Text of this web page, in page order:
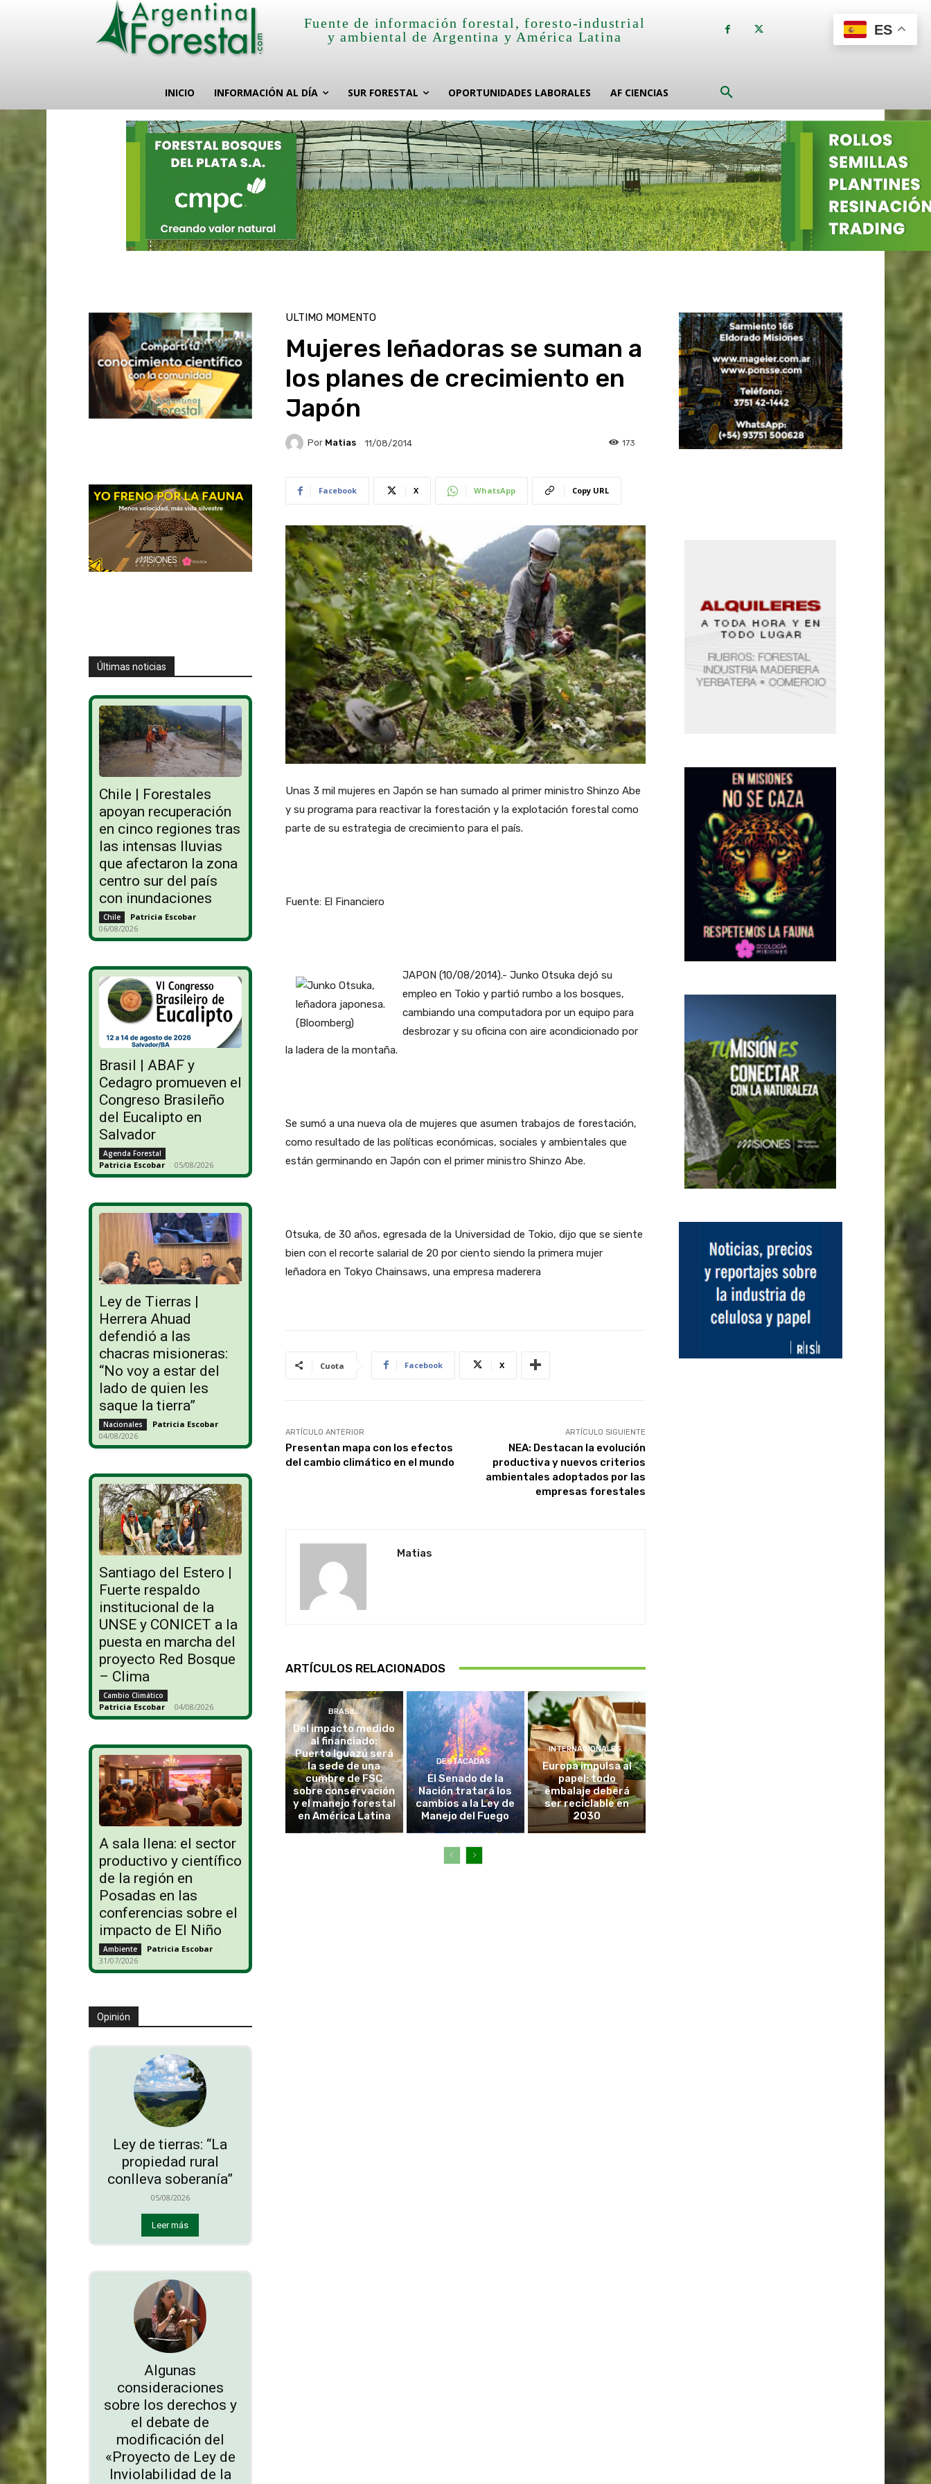
Fuente de información forestal, foresto-industrial
y ambiental de Argentina y América Latina
INICIO INFORMACIÓN AL DÍA SUR FORESTAL OPORTUNIDADES LABORALES AF CIENCIAS
Últimas noticias
Chile | Forestales
apoyan recuperación
en cinco regiones tras
las intensas lluvias
que afectaron la zona
centro sur del país
con inundaciones
Chile Patricia Escobar -
06/08/2026
Brasil | ABAF y
Cedagro promueven el
Congreso Brasileño
del Eucalipto en
Salvador
Agenda Forestal
Patricia Escobar - 05/08/2026
Ley de Tierras |
Herrera Ahuad
defendió a las
chacras misioneras:
“No voy a estar del
lado de quien les
saque la tierra”
Nacionales Patricia Escobar -
04/08/2026
Santiago del Estero |
Fuerte respaldo
institucional de la
UNSE y CONICET a la
puesta en marcha del
proyecto Red Bosque
– Clima
Cambio Climático
Patricia Escobar - 04/08/2026
A sala llena: el sector
productivo y científico
de la región en
Posadas en las
conferencias sobre el
impacto de El Niño
Ambiente Patricia Escobar -
31/07/2026
Opinión
Ley de tierras: “La
propiedad rural
conlleva soberanía”
05/08/2026
Leer más
Algunas
consideraciones
sobre los derechos y
el debate de
modificación del
«Proyecto de Ley de
Inviolabilidad de la
ULTIMO MOMENTO
Mujeres leñadoras se suman a
los planes de crecimiento en
Japón
Por Matias 11/08/2014 173
Facebook X WhatsApp Copy URL
Unas 3 mil mujeres en Japón se han sumado al primer ministro Shinzo Abe
y su programa para reactivar la forestación y la explotación forestal como
parte de su estrategia de crecimiento para el país.
Fuente: El Financiero
JAPON (10/08/2014).- Junko Otsuka dejó su
empleo en Tokio y partió rumbo a los bosques,
cambiando una computadora por un equipo para
desbrozar y su oficina con aire acondicionado por
la ladera de la montaña.
Se sumó a una nueva ola de mujeres que asumen trabajos de forestación,
como resultado de las políticas económicas, sociales y ambientales que
están germinando en Japón con el primer ministro Shinzo Abe.
Otsuka, de 30 años, egresada de la Universidad de Tokio, dijo que se siente
bien con el recorte salarial de 20 por ciento siendo la primera mujer
leñadora en Tokyo Chainsaws, una empresa maderera
Cuota Facebook X
ARTÍCULO ANTERIOR
Presentan mapa con los efectos
del cambio climático en el mundo
ARTÍCULO SIGUIENTE
NEA: Destacan la evolución
productiva y nuevos criterios
ambientales adoptados por las
empresas forestales
Matias
ARTÍCULOS RELACIONADOS
BRASIL
Del impacto medido
al financiado:
Puerto Iguazú será
la sede de una
cumbre de FSC
sobre conservación
y el manejo forestal
en América Latina
DESTACADAS
El Senado de la
Nación tratará los
cambios a la Ley de
Manejo del Fuego
INTERNACIONALES
Europa impulsa al
papel: todo
embalaje deberá
ser reciclable en
2030
ES